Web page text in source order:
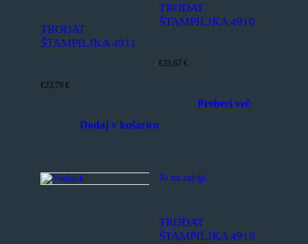
TRODAT
ŠTAMPILJKA 4911
€23,79 €
Dodaj v košarico
TRODAT
ŠTAMPILJKA 4910
€23,67 €
Preberi več
Ni na zalogi
TRODAT
ŠTAMPILJKA 4918